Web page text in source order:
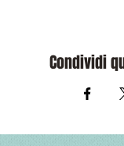
Condividi